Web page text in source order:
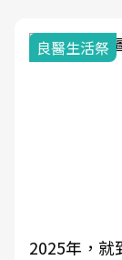
良醫生活祭
2025年，就